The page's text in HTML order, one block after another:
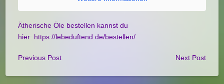
Ätherische Öle bestellen kannst du
hier: https://lebeduftend.de/bestellen/
Previous Post Next Post